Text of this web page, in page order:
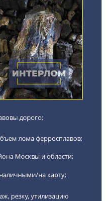
дорого;
лома ферросплавов;
Москвы и области;
на карту;
резку, утилизацию